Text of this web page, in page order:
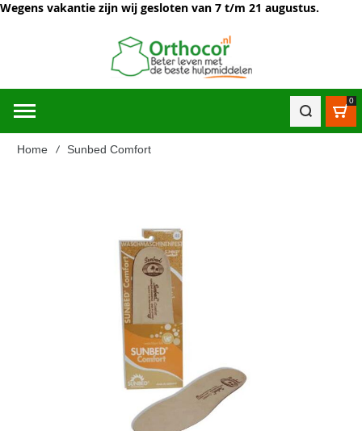
Wegens vakantie zijn wij gesloten van 7 t/m 21 augustus.
0
Home Sunbed Comfort